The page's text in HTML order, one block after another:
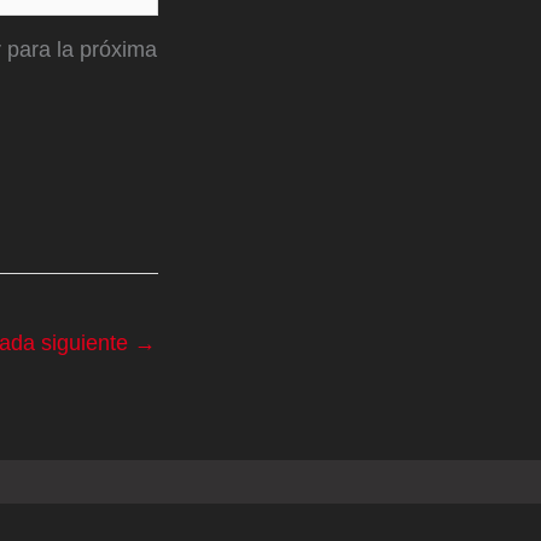
la próxima
siguiente →